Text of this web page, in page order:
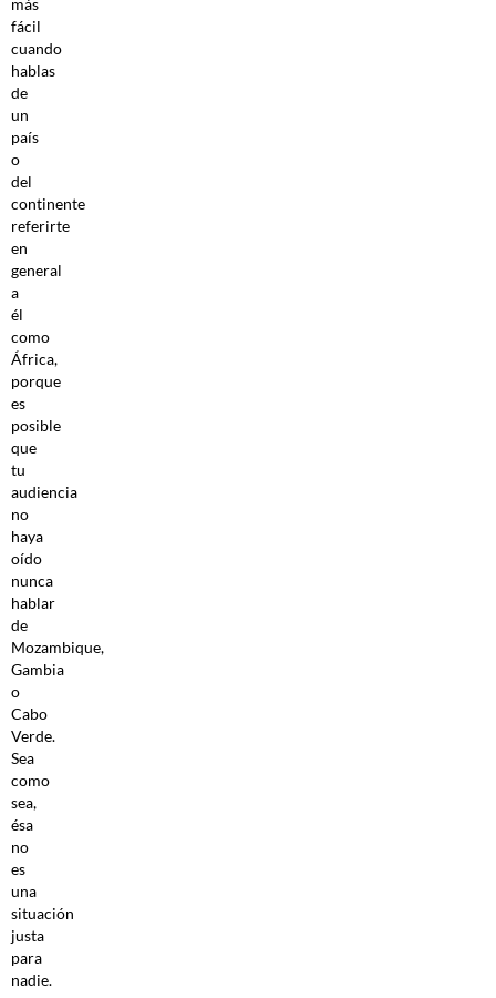
fácil
cuando
hablas
de
un
país
o
del
continente
referirte
en
general
a
él
como
África,
porque
es
posible
que
tu
audiencia
no
haya
oído
nunca
hablar
de
Mozambique,
Gambia
o
Cabo
Verde.
Sea
como
sea,
ésa
no
es
una
situación
justa
para
nadie.